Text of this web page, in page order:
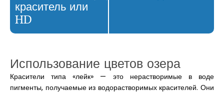
краситель или
HD
Использование цветов озера
Красители типа «лейк» — это нерастворимые в воде
пигменты, получаемые из водорастворимых красителей. Они